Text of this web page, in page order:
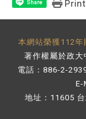
Share
本網站榮獲112年
著作權屬於政大
電話：886-2-
E-
地址：11605